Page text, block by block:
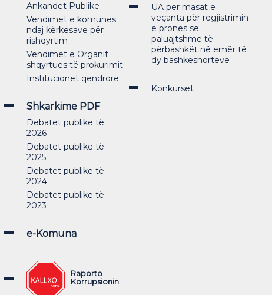
Ankandet Publike
Vendimet e komunës
ndaj kërkesave për
rishqyrtim
Vendimet e Organit
shqyrtues të prokurimit
Institucionet qendrore
Shkarkime PDF
Debatet publike të
2026
Debatet publike të
2025
Debatet publike të
2024
Debatet publike të
2023
e-Komuna
Raporto
Korrupsionin
UA për masat e
veçanta për regjistrimin
e pronës së
paluajtshme të
përbashkët në emër të
dy bashkëshortëve
Konkurset